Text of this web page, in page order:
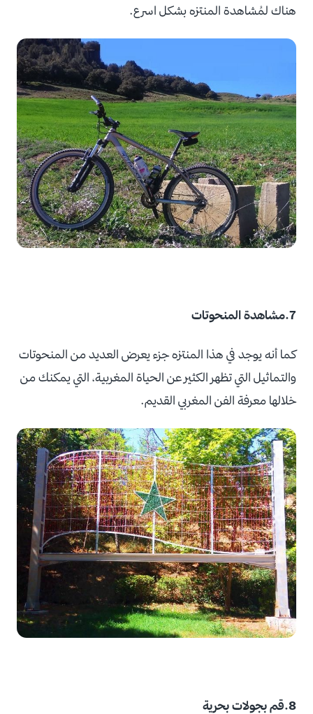
هناك لمُشاهدة المنتزه بشكل اسرع.
7.مشاهدة المنحوتات
كما أنه يوجد في هذا المنتزه جزء يعرض العديد من المنحوتات
والتماثيل التي تظهر الكثير عن الحياة المغربية، التي يمكنك من
خلالها معرفة الفن المغربي القديم.
8.قم بجولات بحرية